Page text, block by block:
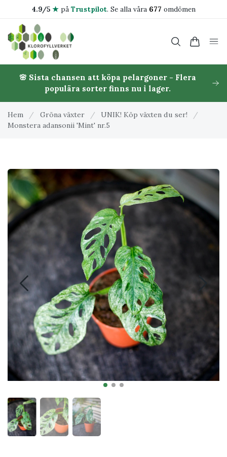
4.9/5 ★på Trustpilot. Se alla våra 677 omdömen
🌸 Sista chansen att köpa pelargoner - Flera
populära sorter finns nu i lager.
Hem / Gröna växter / UNIK! Köp växten du ser!
/
Monstera adansonii 'Mint' nr.5